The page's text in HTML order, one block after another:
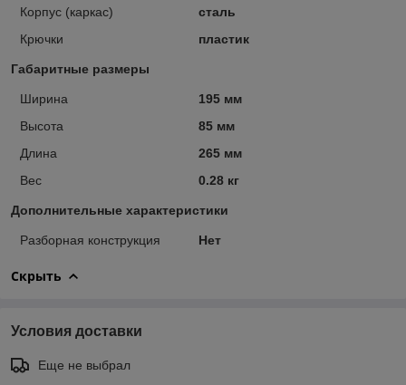
Корпус (каркас)
сталь
Крючки
пластик
Габаритные размеры
Ширина
195 мм
Высота
85 мм
Длина
265 мм
Вес
0.28 кг
Дополнительные характеристики
Разборная конструкция Нет
Скрыть
Условия доставки
Еще не выбрал